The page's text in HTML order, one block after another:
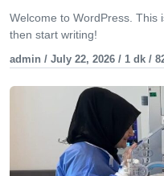
Welcome to WordPress. This
then start writing!
admin / July 22, 2026 / 1 dk /